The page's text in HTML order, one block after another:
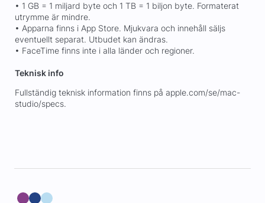
• 1 GB = 1 miljard byte och 1 TB = 1 biljon byte. Formaterat
utrymme är mindre.
• Apparna finns i App Store. Mjukvara och innehåll säljs
eventuellt separat. Utbudet kan ändras.
• FaceTime finns inte i alla länder och regioner.
Teknisk info
Fullständig teknisk information finns på apple.com/se/mac-
studio/specs.